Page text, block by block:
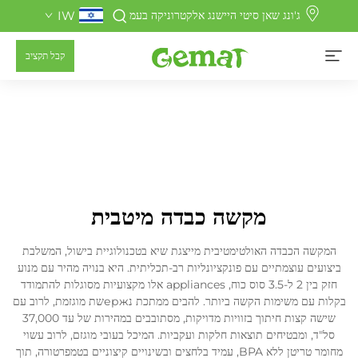
ג'ונג שאן סיטי היישנג אלקטרוניקה בעמ IW
קבל תקציב
מקשה כבדה מיטבית
המקשה הכבדה האולטימטיבית מייצגת שיא בטכנולוגיית בישול, המשלבת
ביצועים עוצמתיים עם פונקציונליות רב-תכליתית. היא בנויה מהיר עם מנוע
חזק בין 2 ל-3.5 סוס כוח, appliances אלו מקצועיות מסוגלות להתמודד
בקלות עם משימות הקשה ביותר. להבים ממתכת נержשת מוגזמת, לרוב עם
שישה קצות חיתוך בזוויות מדויקות, מסתובבים במהירות של עד 37,000
סל"ד, ומבטיחים תוצאות חלקות ועקביות. המיכל בעובי מוגזם, לרוב עשוי
מחומר טריטן ללא BPA, עמיד בלחצים ובשינויים קיצוניים בטמפרטורה, תוך